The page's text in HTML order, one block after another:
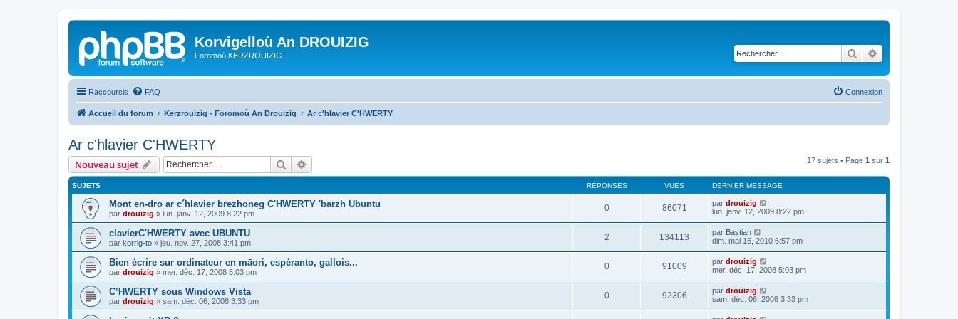
Korvigelloù An DROUIZIG
Foromoù KERZROUIZIG Rechercher
Raccourcis FAQ Connexion
Accueil du forum Kerzrouizig - Foromoù An Drouizig Ar c'hlavier C'HWERTY
Ar c'hlavier C'HWERTY
Nouveau sujet Rechercher 17 sujets • Page 1 sur 1
SUJETS RÉPONSES VUES DERNIER MESSAGE
Mont en-dro ar c´hlavier brezhoneg C'HWERTY 'barzh Ubuntu
par drouizig » lun. janv. 12, 2009 8:22 pm
0 86071 par drouizig
lun. janv. 12, 2009 8:22 pm
clavierC'HWERTY avec UBUNTU
par korrig-to » jeu. nov. 27, 2008 3:41 pm
2 134113 par Bastian
dim. mai 16, 2010 6:57 pm
Bien écrire sur ordinateur en māori, espéranto, gallois...
par drouizig » mer. déc. 17, 2008 5:03 pm
0 91009 par drouizig
mer. déc. 17, 2008 5:03 pm
C’HWERTY sous Windows Vista
par drouizig » sam. déc. 06, 2008 3:33 pm
0 92306 par drouizig
sam. déc. 06, 2008 3:33 pm